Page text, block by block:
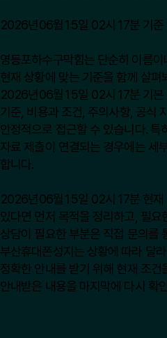
2026년06월15일 02시17분 기준
영등포하수구막힘는 단순히 이름
현재 상황에 맞는 기준을 함께 살펴
2026년06월15일 02시17분 기본
기준, 비용과 조건, 주의사항, 공식
안정적으로 접근할 수 있습니다. 특
자료 제출이 연결되는 경우에는 세
합니다.
2026년06월15일 02시17분 현재
있다면 먼저 목적을 정리하고, 필요
상담이 필요한 부분은 직접 문의를
부산휴대폰성지는 상황에 따라 달
정확한 안내를 받기 위해 현재 조건
안내받은 내용을 마지막에 다시 확